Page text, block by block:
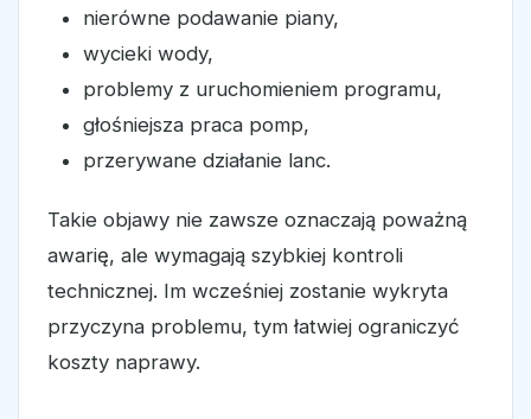
nierówne podawanie piany,
wycieki wody,
problemy z uruchomieniem programu,
głośniejsza praca pomp,
przerywane działanie lanc.
Takie objawy nie zawsze oznaczają poważną
awarię, ale wymagają szybkiej kontroli
technicznej. Im wcześniej zostanie wykryta
przyczyna problemu, tym łatwiej ograniczyć
koszty naprawy.